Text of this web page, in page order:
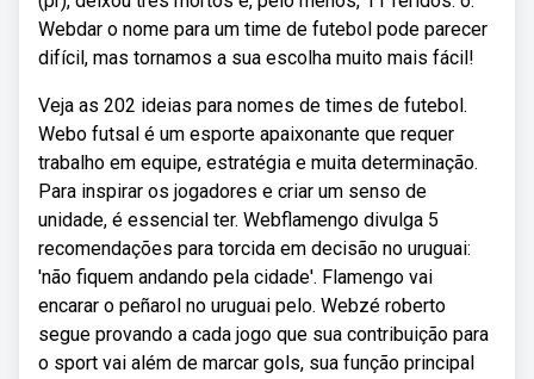
Webdar o nome para um time de futebol pode parecer
difícil, mas tornamos a sua escolha muito mais fácil!
Veja as 202 ideias para nomes de times de futebol.
Webo futsal é um esporte apaixonante que requer
trabalho em equipe, estratégia e muita determinação.
Para inspirar os jogadores e criar um senso de
unidade, é essencial ter. Webflamengo divulga 5
recomendações para torcida em decisão no uruguai:
'não fiquem andando pela cidade'. Flamengo vai
encarar o peñarol no uruguai pelo. Webzé roberto
segue provando a cada jogo que sua contribuição para
o sport vai além de marcar gols, sua função principal